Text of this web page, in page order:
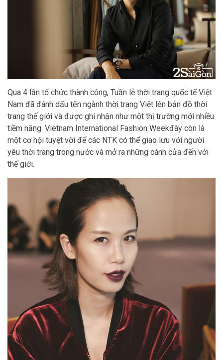
Qua 4 lần tổ chức thành công, Tuần lễ thời trang quốc tế Việt
Nam đã đánh dấu tên ngành thời trang Việt lên bản đồ thời
trang thế giới và được ghi nhận như một thị trường mới nhiều
tiềm năng. Vietnam International Fashion Weekđây còn là
một cơ hội tuyệt vời để các NTK có thể giao lưu với người
yêu thời trang trong nước và mở ra những cánh cửa đến với
thế giới.